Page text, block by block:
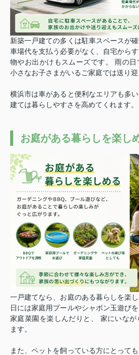
新築一戸建ての多くは駐車スペースが確
車場代を支払う必要がなく、自宅から
物やお出かけもスムーズです。 雨の日
小さなお子さまがいるご家庭では送り迎
横浜市は車があると便利なエリアも多
建ては暮らしやすさを高めてくれます。
お庭がある暮らしを楽し
一戸建てなら、お庭のある暮らしを楽し
日には家庭用プールやシャボン玉遊び
家庭菜園を楽しんだりと、 家にいな
ます。
また、ペットを飼っている方にとって